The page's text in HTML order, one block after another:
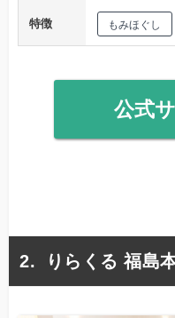
特徴 もみほぐし
公式
りらくる 福島